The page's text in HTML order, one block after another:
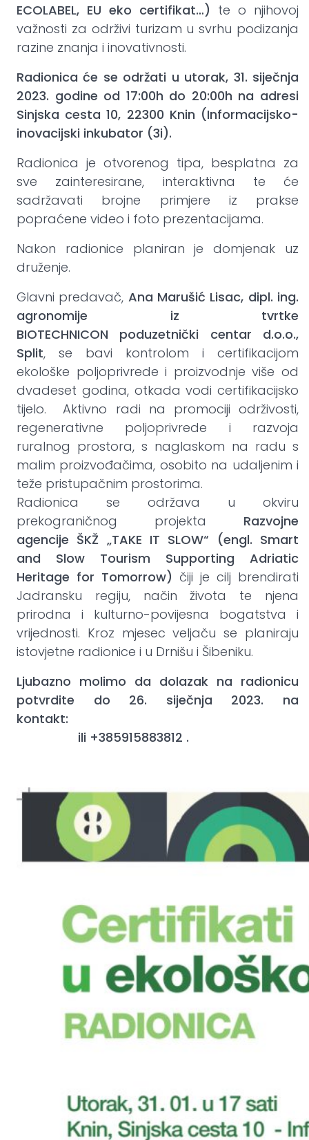
ECOLABEL, EU eko certifikat…) te o njihovoj
važnosti za održivi turizam u svrhu podizanja
razine znanja i inovativnosti.
Radionica će se održati u utorak, 31. siječnja
2023. godine od 17:00h do 20:00h na adresi
Sinjska cesta 10, 22300 Knin (Informacijsko-
inovacijski inkubator (3i).
Radionica je otvorenog tipa, besplatna za
sve zainteresirane, interaktivna te će
sadržavati brojne primjere iz prakse
popraćene video i foto prezentacijama.
Nakon radionice planiran je domjenak uz
druženje.
Glavni predavač, Ana Marušić Lisac, dipl. ing.
agronomije iz tvrtke
BIOTECHNICON
poduzetnički centar d.o.o.,
Split, se bavi kontrolom i certifikacijom
ekološke poljoprivrede i proizvodnje više od
dvadeset godina, otkada vodi certifikacijsko
tijelo. Aktivno radi na promociji održivosti,
regenerativne poljoprivrede i razvoja
ruralnog prostora, s naglaskom na radu s
malim proizvođačima, osobito na udaljenim i
teže pristupačnim prostorima.
Radionica se održava u okviru
prekograničnog projekta Razvojne
agencije ŠKŽ „TAKE IT SLOW“ (engl. Smart
and Slow Tourism Supporting Adriatic
Heritage for Tomorrow) čiji je cilj brendirati
Jadransku regiju, način života te njena
prirodna i kulturno-povijesna bogatstva i
vrijednosti. Kroz mjesec veljaču se planiraju
istovjetne radionice i u Drnišu i Šibeniku.
Ljubazno molimo da dolazak na radionicu
potvrdite do 26. siječnja 2023. na
kontakt:
ili +385915883812 .